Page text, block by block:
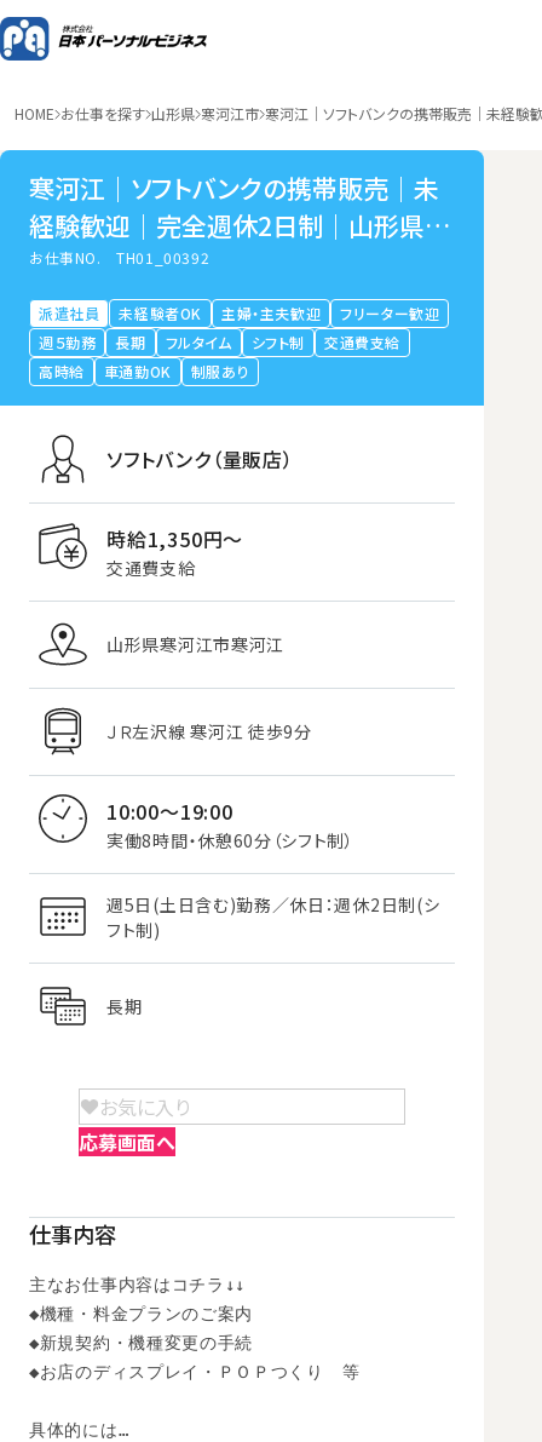
HOME お仕事を探す 山形県 寒河江市 寒河江｜ソフトバンクの携帯販売｜未経
寒河江｜ソフトバンクの携帯販売｜未
経験歓迎｜完全週休2日制｜山形県寒
河江市
お仕事NO.TH01_00392
派遣社員 未経験者OK 主婦・主夫歓迎
フリーター歓迎
週５勤務
長期 フルタイム シフト制
交通費支給
高時給
車通勤OK 制服あり
ソフトバンク（量販店）
時給1,350円〜
交通費支給
山形県寒河江市寒河江
ＪＲ左沢線 寒河江 徒歩9分
10:00～19:00
実働8時間・休憩60分（シフト制）
週5日(土日含む)勤務／休日：週休2日制(シ
フト制)
長期
お気に入り
応募画面へ
仕事内容
主なお仕事内容はコチラ↓↓
◆機種・料金プランのご案内
◆新規契約・機種変更の手続
◆お店のディスプレイ・ＰＯＰつくり　等
具体的には…